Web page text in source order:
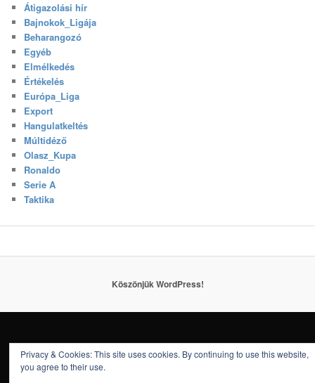
Átigazolási hír
Bajnokok_Ligája
Beharangozó
Egyéb
Elmélkedés
Értékelés
Európa_Liga
Export
Hangulatkeltés
Múltidéző
Olasz_Kupa
Ronaldo
Serie A
Taktika
Köszönjük WordPress!
Privacy & Cookies: This site uses cookies. By continuing to use this website,
you agree to their use.